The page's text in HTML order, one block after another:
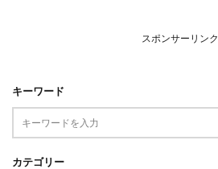
スポンサーリンク
キーワード
カテゴリー